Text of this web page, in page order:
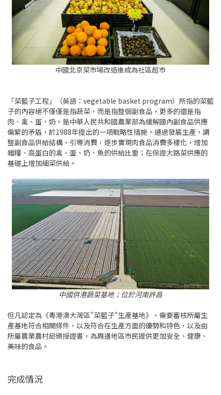
中國北京菜市場改造後成為社區超市
「菜籃子工程」（英語：vegetable basket program）所指的菜籃
子的內容絕不僅僅是指蔬菜，而是指整個副食品，更多的還是指
肉、禽、蛋、奶。是中華人民共和國農業部為緩解國內副食品供應
偏緊的矛盾，於1988年提出的一項戰略性措施。通過發展生產，調
整副食品供給結構，引導消費，逐步實現肉食品消費多樣化，增加
雜糧、高蛋白的禽、蛋、奶、魚的供給比重；在保證大路菜供應的
基礎上增加細菜供給。
中國供港蔬菜基地；位於河南許昌
但凡認定為《粵港澳大灣區"菜籃子"生產基地》，需要審核所屬生
產基地符合相關條件，以及符合在生產方面的優勢和特色，以及由
所屬農業農村局頒授證書，為周邊地區市民提供更加安全、健康、
美味的食品。
完成情況